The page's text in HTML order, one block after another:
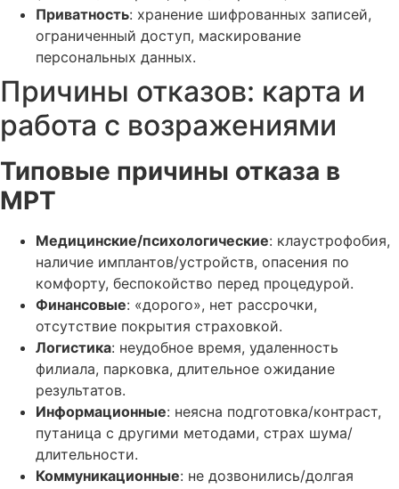
Приватность: хранение шифрованных записей,
ограниченный доступ, маскирование
персональных данных.
Причины отказов: карта и
работа с возражениями
Типовые причины отказа в
МРТ
Медицинские/психологические: клаустрофобия,
наличие имплантов/устройств, опасения по
комфорту, беспокойство перед процедурой.
Финансовые: «дорого», нет рассрочки,
отсутствие покрытия страховкой.
Логистика: неудобное время, удаленность
филиала, парковка, длительное ожидание
результатов.
Информационные: неясна подготовка/контраст,
путаница с другими методами, страх шума/
длительности.
Коммуникационные: не дозвонились/долгая